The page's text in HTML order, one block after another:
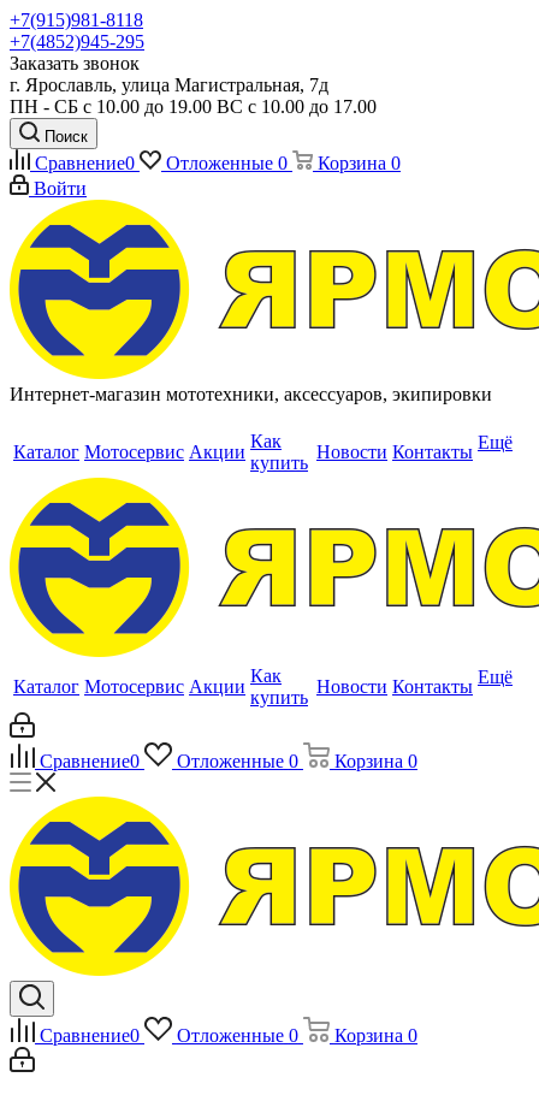
+7(915)981-8118
+7(4852)945-295
Заказать звонок
г. Ярославль, улица Магистральная, 7д
ПН - СБ с 10.00 до 19.00 ВС с 10.00 до 17.00
Поиск
Сравнение0 Отложенные 0 Корзина 0
Войти
Интернет-магазин мототехники, аксессуаров, экипировки
Каталог Мотосервис Акции
Как
купить
Новости Контакты Ещё
Каталог Мотосервис Акции
Как
купить
Новости Контакты Ещё
Сравнение0 Отложенные 0 Корзина 0
Сравнение0 Отложенные 0 Корзина 0